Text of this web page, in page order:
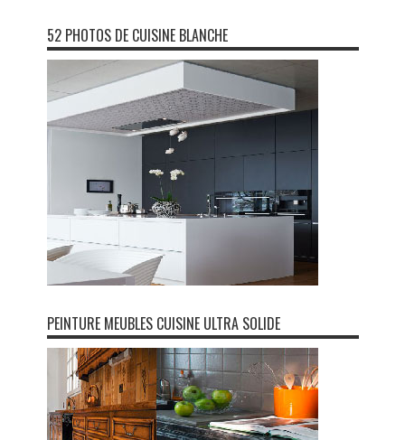
52 PHOTOS DE CUISINE BLANCHE
PEINTURE MEUBLES CUISINE ULTRA SOLIDE